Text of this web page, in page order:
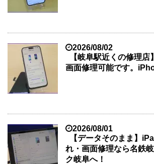
2026/08/02
【岐阜駅近くの修理店
画面修理可能です。
2026/08/01
【データそのまま】
れ・画面修理なら名鉄
ク岐阜へ！